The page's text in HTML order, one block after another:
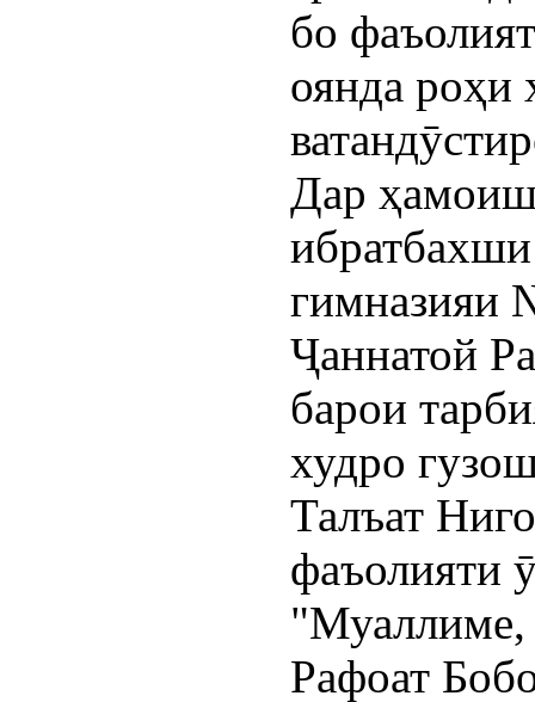
бо
оянда роҳи
Дар ҳамоиш
ибратбахши
гимназияи
Ҷаннатой
барои
худро
Талъат
фаъолияти
"Муаллиме,
Рафоат